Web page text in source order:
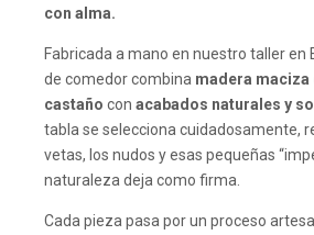
con alma.
Fabricada a mano en nuestro taller en
de comedor combina madera maciza
castaño con acabados naturales y
tabla se selecciona cuidadosamente,
vetas, los nudos y esas pequeñas
naturaleza deja como firma.
Cada pieza pasa por un proceso